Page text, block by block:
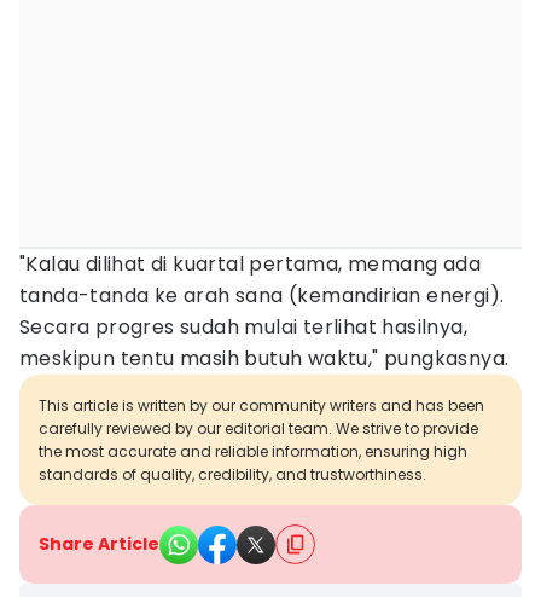
"Kalau dilihat di kuartal pertama, memang ada
tanda-tanda ke arah sana (kemandirian energi).
Secara progres sudah mulai terlihat hasilnya,
meskipun tentu masih butuh waktu," pungkasnya.
This article is written by our community writers and has been
carefully reviewed by our editorial team. We strive to provide
the most accurate and reliable information, ensuring high
standards of quality, credibility, and trustworthiness.
Share Article